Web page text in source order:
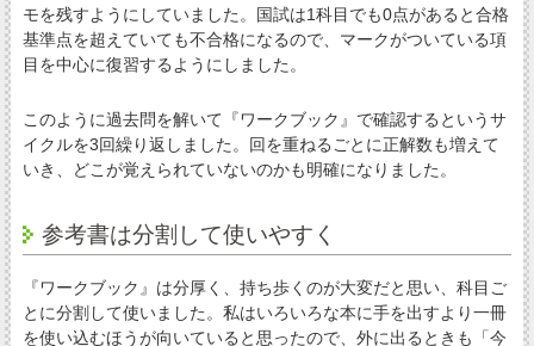
モを残すようにしていました。国試は1科目でも0点があると合格
基準点を超えていても不合格になるので、マークがついている項
目を中心に復習するようにしました。
このように過去問を解いて『ワークブック』で確認するというサ
イクルを3回繰り返しました。回を重ねるごとに正解数も増えて
いき、どこが覚えられていないのかも明確になりました。
参考書は分割して使いやすく
『ワークブック』は分厚く、持ち歩くのが大変だと思い、科目ご
とに分割して使いました。私はいろいろな本に手を出すより一冊
を使い込むほうが向いていると思ったので、外に出るときも「今